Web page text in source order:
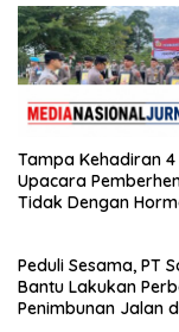
Tampa Kehadiran 4
Upacara
Tidak Dengan
Peduli Sesama, PT
Bantu Lakukan
Penimbunan Jalan